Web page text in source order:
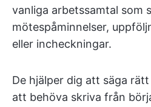
vanliga arbetssamtal som
mötespåminnelser,
eller incheckningar.
De hjälper dig att säga
att behöva skriva från